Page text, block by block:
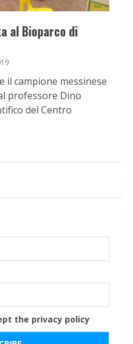
al Bioparco di
il campione messinese
professore Dino
del Centro
the privacy policy